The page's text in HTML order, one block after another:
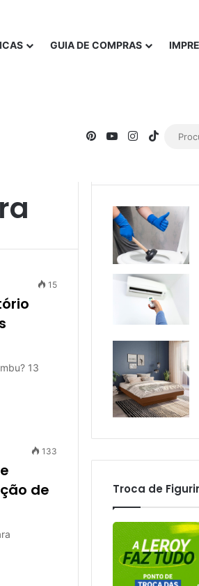
GUIA DE COMPRAS
PinterestYouTubeInstagram
TikTok
15
13
133
de
Troca de